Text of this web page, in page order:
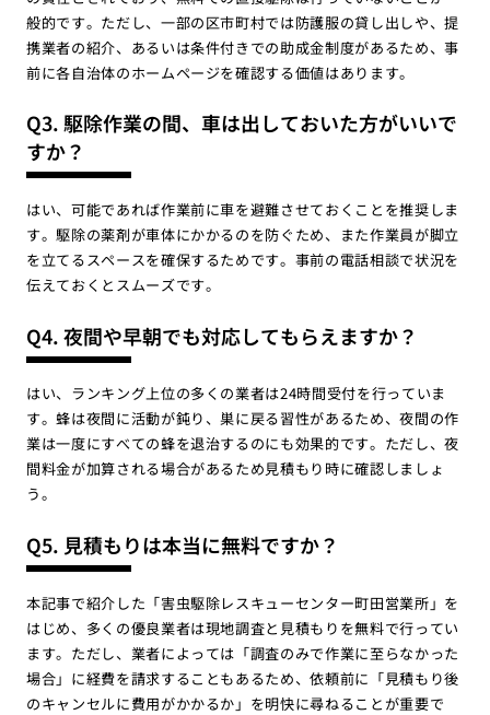
般的です。ただし、一部の区市町村では防護服の貸し出しや、提
携業者の紹介、あるいは条件付きでの助成金制度があるため、事
前に各自治体のホームページを確認する価値はあります。
Q3. 駆除作業の間、車は出しておいた方がいいで
すか？
はい、可能であれば作業前に車を避難させておくことを推奨しま
す。駆除の薬剤が車体にかかるのを防ぐため、また作業員が脚立
を立てるスペースを確保するためです。事前の電話相談で状況を
伝えておくとスムーズです。
Q4. 夜間や早朝でも対応してもらえますか？
はい、ランキング上位の多くの業者は24時間受付を行っていま
す。蜂は夜間に活動が鈍り、巣に戻る習性があるため、夜間の作
業は一度にすべての蜂を退治するのにも効果的です。ただし、夜
間料金が加算される場合があるため見積もり時に確認しましょ
う。
Q5. 見積もりは本当に無料ですか？
本記事で紹介した「害虫駆除レスキューセンター町田営業所」を
はじめ、多くの優良業者は現地調査と見積もりを無料で行ってい
ます。ただし、業者によっては「調査のみで作業に至らなかった
場合」に経費を請求することもあるため、依頼前に「見積もり後
のキャンセルに費用がかかるか」を明快に尋ねることが重要で